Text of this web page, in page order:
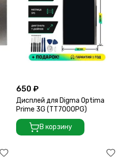
650 ₽
Дисплей для Digma Optima
Prime 3G (TT7000PG)
В корзину